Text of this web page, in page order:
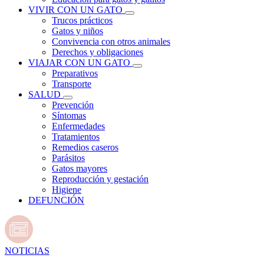
VIVIR CON UN GATO
Trucos prácticos
Gatos y niños
Convivencia con otros animales
Derechos y obligaciones
VIAJAR CON UN GATO
Preparativos
Transporte
SALUD
Prevención
Síntomas
Enfermedades
Tratamientos
Remedios caseros
Parásitos
Gatos mayores
Reproducción y gestación
Higiene
DEFUNCIÓN
NOTICIAS